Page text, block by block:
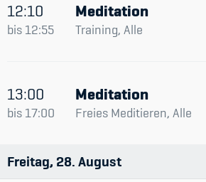
12:10
bis 12:55
Meditation
Training, Alle
13:00
bis 17:00
Meditation
Freies Meditieren, Alle
Freitag 28 August